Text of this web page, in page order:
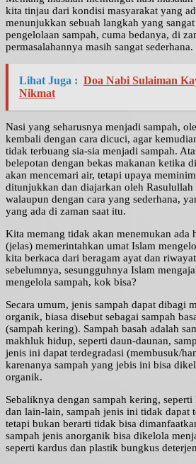
kita tinjau dari kondisi masyarakat yang
menunjukkan sebuah langkah yang
pengelolaan sampah, cuma bedanya, di
permasalahannya masih sangat sederhana.
Lihat Juga : Doa Nabi Sulaiman
Nikmat
Nasi yang seharusnya menjadi sampah,
kembali dengan cara dicuci, agar
tidak terbuang sia-sia menjadi sampah.
belepotan dengan bekas makanan ketika
akan mencemari air, tetapi upaya
ditunjukkan dan diajarkan oleh Rasulullah
walaupun dengan cara yang sederhana,
yang ada di zaman saat itu.
Kita memang tidak akan menemukan ada
(jelas) memerintahkan umat Islam
kita berkaca dari beragam ayat dan
sebelumnya, sesungguhnya Islam
mengelola sampah, kok bisa?
Secara umum, jenis sampah dapat dibagi
organik, biasa disebut sebagai sampah
(sampah kering). Sampah basah adalah
makhluk hidup, seperti daun-daunan,
jenis ini dapat terdegradasi (membusuk/
karenanya sampah yang jebis ini bisa
organik.
Sebaliknya dengan sampah kering,
dan lain-lain, sampah jenis ini tidak dapat
tetapi bukan berarti tidak bisa
sampah jenis anorganik bisa dikelola
seperti kardus dan plastik bungkus